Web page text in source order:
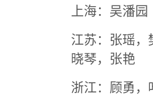
上海：吴潘园
江苏：张瑶，
晓琴，张艳
浙江：顾勇，